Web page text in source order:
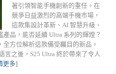
著引領智能手機創新的重任。在
競爭日益激烈的高端手機市場，
這款集設計革新、AI 智慧升級、
品，能否延續 Ultra 系列的輝煌？
方位解析這款備受矚目的新品。
言之後，S25 Ultra 終於帶來了令人
更多]